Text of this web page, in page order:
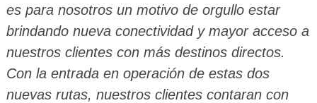
es para nosotros un motivo de orgullo estar
brindando nueva conectividad y mayor acceso a
nuestros clientes con más destinos directos.
Con la entrada en operación de estas dos
nuevas rutas, nuestros clientes contaran con